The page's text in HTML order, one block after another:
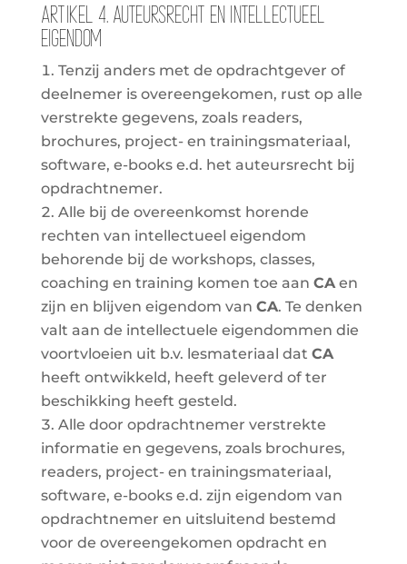
Artikel 4. Auteursrecht en intellectueel
eigendom
Tenzij anders met de opdrachtgever of
deelnemer is overeengekomen, rust op alle
verstrekte gegevens, zoals readers,
brochures, project- en trainingsmateriaal,
software, e-books e.d. het auteursrecht bij
opdrachtnemer.
Alle bij de overeenkomst horende
rechten van intellectueel eigendom
behorende bij de workshops, classes,
coaching en training komen toe aan CAen
zijn en blijven eigendom van CA. Te denken
valt aan de intellectuele eigendommen die
voortvloeien uit b.v. lesmateriaal dat CA
heeft ontwikkeld, heeft geleverd of ter
beschikking heeft gesteld.
Alle door opdrachtnemer verstrekte
informatie en gegevens, zoals brochures,
readers, project- en trainingsmateriaal,
software, e-books e.d. zijn eigendom van
opdrachtnemer en uitsluitend bestemd
voor de overeengekomen opdracht en